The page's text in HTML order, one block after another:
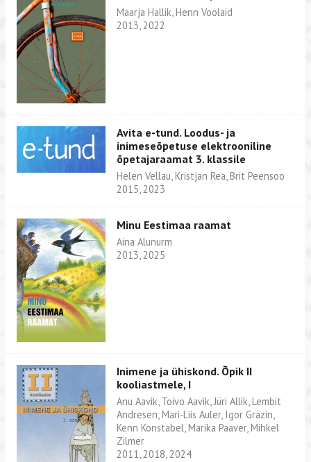
Maarja Hallik, Henn Voolaid
2013, 2022
Avita e-tund. Loodus- ja
inimeseõpetuse elektrooniline
õpetajaraamat 3. klassile
Helen Vellau, Kristjan Rea, Brit Peensoo
2015, 2023
Minu Eestimaa raamat
Aina Alunurm
2013, 2025
Inimene ja ühiskond. Õpik II
kooliastmele, I
Anu Aavik, Toivo Aavik, Jüri Allik, Lembit
Andresen, Mari-Liis Auler, Igor Gräzin,
Kenn Konstabel, Marika Paaver, Mihkel
Zilmer
2011, 2018, 2024